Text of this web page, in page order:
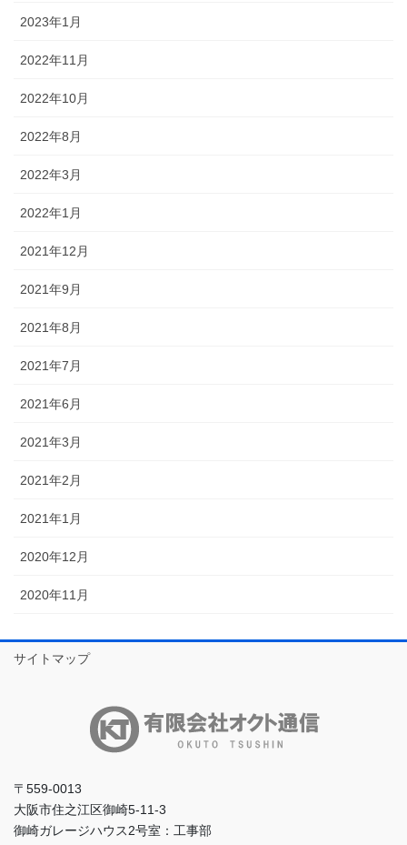
2023年1月
2022年11月
2022年10月
2022年8月
2022年3月
2022年1月
2021年12月
2021年9月
2021年8月
2021年7月
2021年6月
2021年3月
2021年2月
2021年1月
2020年12月
2020年11月
サイトマップ
〒559-0013
大阪市住之江区御崎5-11-3
御崎ガレージハウス2号室：工事部